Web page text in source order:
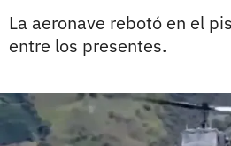
La aeronave rebotó en el
entre los presentes.